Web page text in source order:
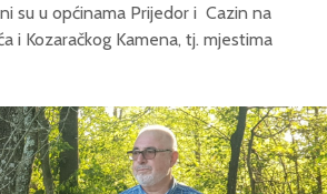
su u općinama Prijedor i Cazin na
i Kozaračkog Kamena, tj. mjestima